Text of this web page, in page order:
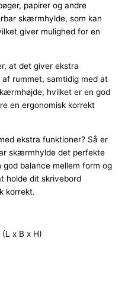
papirer og andre
skærmhylde, som kan
giver mulighed for en
at det giver ekstra
rummet, samtidig med at
hvilket er en god
en ergonomisk korrekt
ekstra funktioner? Så er
skærmhylde det perfekte
balance mellem form og
holde dit skrivebord
korrekt.
x B x H)